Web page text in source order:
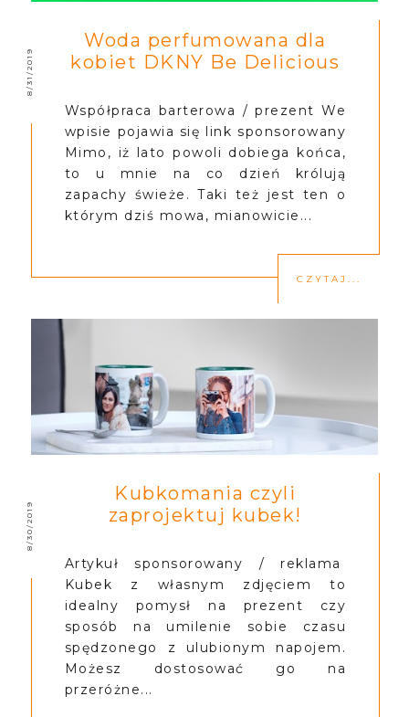
8/31/2019
Woda perfumowana dla
kobiet DKNY Be Delicious
Współpraca barterowa / prezent We
wpisie pojawia się link sponsorowany
Mimo, iż lato powoli dobiega końca,
to u mnie na co dzień królują
zapachy świeże. Taki też jest ten o
którym dziś mowa, mianowicie...
CZYTAJ...
8/30/2019
Kubkomania czyli
zaprojektuj kubek!
Artykuł sponsorowany / reklama
Kubek z własnym zdjęciem to
idealny pomysł na prezent czy
sposób na umilenie sobie czasu
spędzonego z ulubionym napojem.
Możesz dostosować go na
przeróżne...